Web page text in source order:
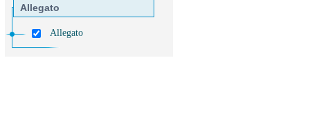
Allegato
Allegato